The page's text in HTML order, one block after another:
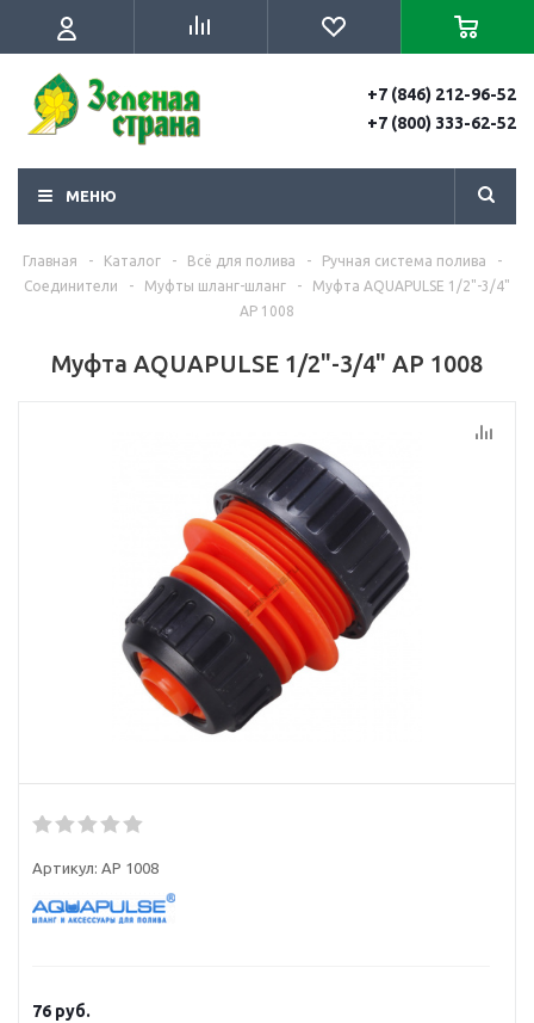
+7 (846) 212-96-52
+7 (800) 333-62-52
МЕНЮ
Главная - Каталог - Всё для полива - Ручная система полива
-
Соединители
- Муфты шланг-шланг -
Муфта AQUAPULSE 1/2"-3/4"
AP 1008
Муфта AQUAPULSE 1/2"-3/4" AP 1008
Артикул: AP 1008
76 руб.